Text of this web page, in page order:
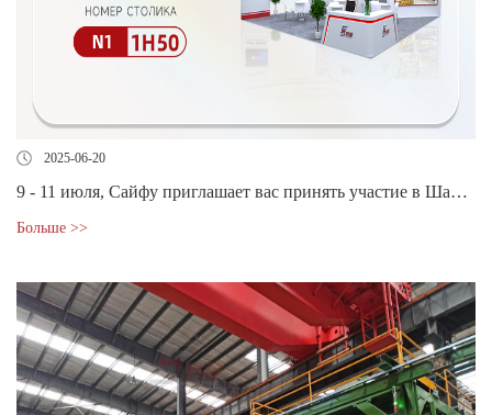
2025-06-20
9 - 11 июля, Сайфу приглашает вас принять участие в Шанхайской международной выставке алюминиевой промышленности 2025
Больше >>